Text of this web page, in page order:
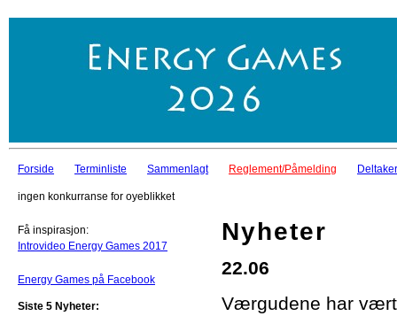
Forside Terminliste Sammenlagt Reglement/Påmelding
ingen konkurranse for oyeblikket
Få inspirasjon:
Introvideo Energy Games 2017
Energy Games på Facebook
Siste 5 Nyheter:
Nyheter
22.06
Værgudene har vært